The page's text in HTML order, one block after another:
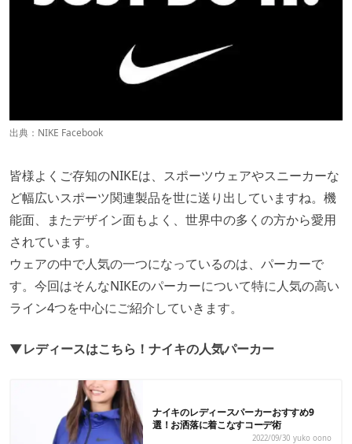
出典： NIKE Facebook
皆様よくご存知のNIKEは、スポーツウェアやスニーカーな
ど幅広いスポーツ関連製品を世に送り出していますね。機
能面、またデザイン面もよく、世界中の多くの方から愛用
されています。
ウェアの中で人気の一つになっているのは、パーカーで
す。今回はそんなNIKEのパーカーについて特に人気の高い
ライン4つを中心にご紹介していきます。
▼レディースはこちら！ナイキの人気パーカー
ナイキのレディースパーカーおすすめ9
選！お洒落に着こなすコーデ術
2022/09/30 yuko oono